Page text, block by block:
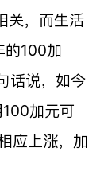
关，而生活
的100加
话说，如今
加元可
应上涨，加